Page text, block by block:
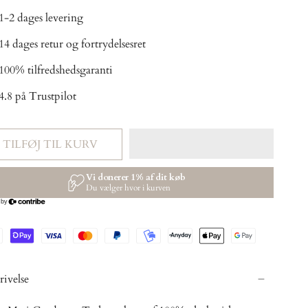
2 dages levering
dages retur og fortrydelsesret
tilfredshedsgaranti
på Trustpilot
TILFØJ TIL KURV